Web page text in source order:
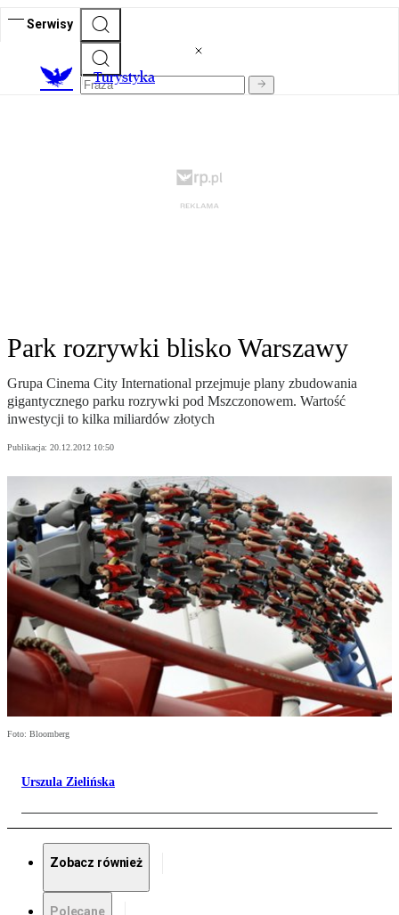
Serwisy
Turystyka
Park rozrywki blisko Warszawy
Grupa Cinema City International przejmuje plany zbudowania
gigantycznego parku rozrywki pod Mszczonowem. Wartość
inwestycji to kilka miliardów złotych
Publikacja: 20.12.2012 10:50
Foto: Bloomberg
Urszula Zielińska
Zobacz również
Polecane